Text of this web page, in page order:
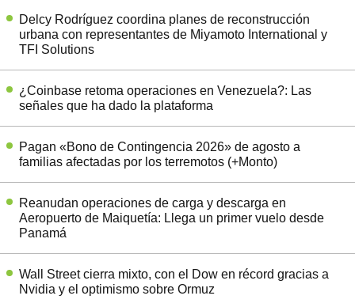
Delcy Rodríguez coordina planes de reconstrucción
urbana con representantes de Miyamoto International y
TFI Solutions
¿Coinbase retoma operaciones en Venezuela?: Las
señales que ha dado la plataforma
Pagan «Bono de Contingencia 2026» de agosto a
familias afectadas por los terremotos (+Monto)
Reanudan operaciones de carga y descarga en
Aeropuerto de Maiquetía: Llega un primer vuelo desde
Panamá
Wall Street cierra mixto, con el Dow en récord gracias a
Nvidia y el optimismo sobre Ormuz